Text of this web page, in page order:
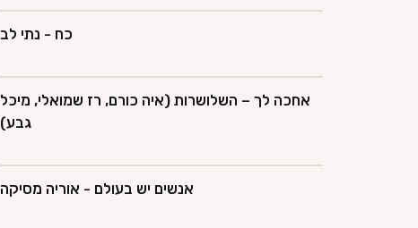
כח - נתי לב
אחכה לך – השלושרות (איה כורם, רז שמואלי, מיכל
גבע)
אנשים יש בעולם - אוריה מסיקה